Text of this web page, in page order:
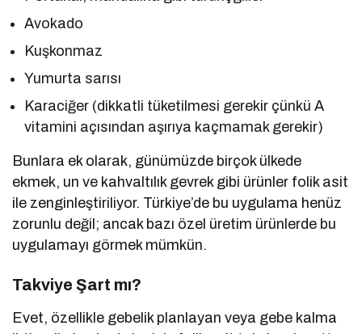
Avokado
Kuşkonmaz
Yumurta sarısı
Karaciğer (dikkatli tüketilmesi gerekir çünkü A
vitamini açısından aşırıya kaçmamak gerekir)
Bunlara ek olarak, günümüzde birçok ülkede
ekmek, un ve kahvaltılık gevrek gibi ürünler folik asit
ile zenginleştiriliyor. Türkiye’de bu uygulama henüz
zorunlu değil; ancak bazı özel üretim ürünlerde bu
uygulamayı görmek mümkün.
Takviye Şart mı?
Evet, özellikle gebelik planlayan veya gebe kalma